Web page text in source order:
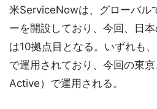
米ServiceNowは、グローバル
ーを開設しており、今回、日
は10拠点目となる。いずれも
で運用されており、今回の東
Active）で運用される。